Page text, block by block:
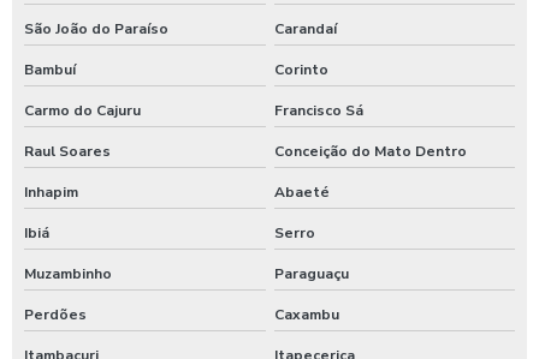
Shampoozeira valor
Shampoozeira a venda
Sistema de lavagem para agro
Sistema de lavagem para agroindústria
Sistema de lavagem de ônibus
Sistema de lavagem para transportadora
Sulfato de alumínio para tratamento de água
São João do Paraíso Carandaí
Bambuí Corinto
Carmo do Cajuru Francisco Sá
Raul Soares Conceição do Mato Dentro
Inhapim Abaeté
Ibiá Serro
Muzambinho Paraguaçu
Perdões Caxambu